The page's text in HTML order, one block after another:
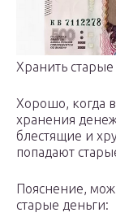
Хранить
Хорошо, когда
хранения
блестящие и
попадают
Пояснение,
старые деньги: